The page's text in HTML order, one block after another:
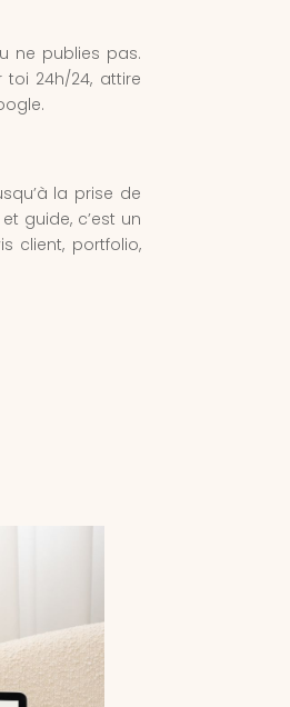
ne publies pas.
24h/24, attire
la prise de
guide, c’est un
client, portfolio,